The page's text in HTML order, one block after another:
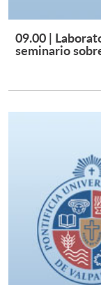
09.00 |
seminario